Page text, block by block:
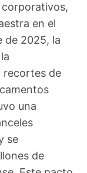
corporativos,
en el
de 2025, la
recortes de
una
se
de